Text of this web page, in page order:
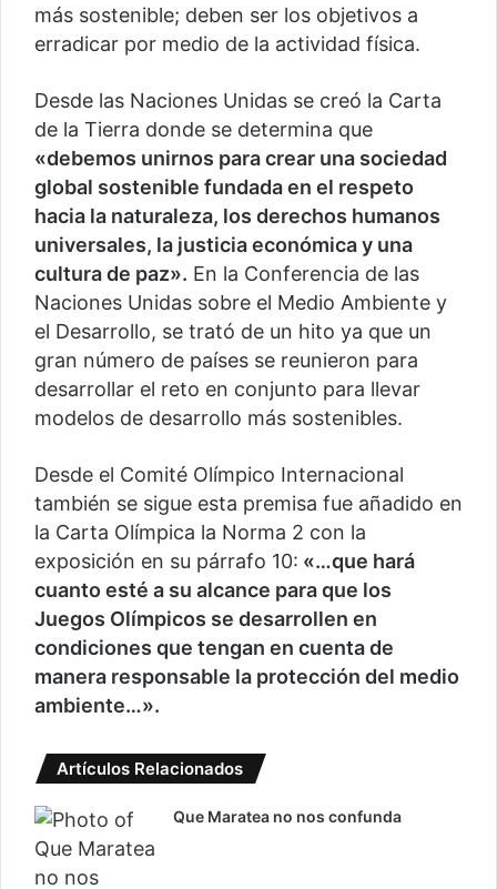
más sostenible; deben ser los objetivos a
erradicar por medio de la actividad física.
Desde las Naciones Unidas se creó la Carta
de la Tierra donde se determina que
«debemos unirnos para crear una sociedad
global sostenible fundada en el respeto
hacia la naturaleza, los derechos humanos
universales, la justicia económica y una
cultura de paz». En la Conferencia de las
Naciones Unidas sobre el Medio Ambiente y
el Desarrollo, se trató de un hito ya que un
gran número de países se reunieron para
desarrollar el reto en conjunto para llevar
modelos de desarrollo más sostenibles.
Desde el Comité Olímpico Internacional
también se sigue esta premisa fue añadido en
la Carta Olímpica la Norma 2 con la
exposición en su párrafo 10: «…que hará
cuanto esté a su alcance para que los
Juegos Olímpicos se desarrollen en
condiciones que tengan en cuenta de
manera responsable la protección del medio
ambiente…».
Artículos Relacionados
Que Maratea no nos confunda